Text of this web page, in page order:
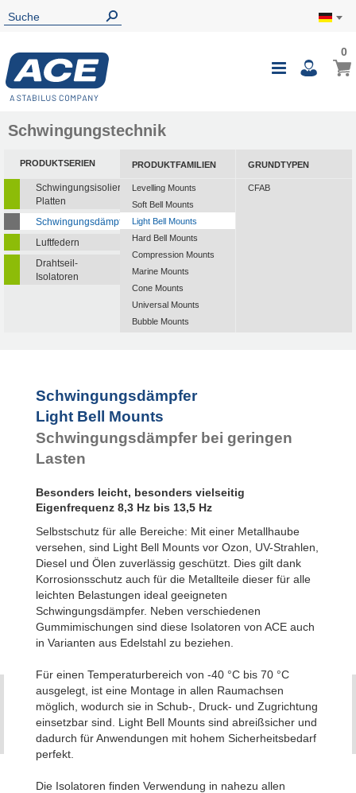
0
Schwingungstechnik
PRODUKTSERIEN
Schwingungsisolierende
Platten
Schwingungsdämpfer
Luftfedern
Drahtseil-
Isolatoren
PRODUKTFAMILIEN
Levelling Mounts
Soft Bell Mounts
Light Bell Mounts
Hard Bell Mounts
Compression Mounts
Marine Mounts
Cone Mounts
Universal Mounts
Bubble Mounts
GRUNDTYPEN
CFAB
Schwingungsdämpfer
Light Bell Mounts
Schwingungsdämpfer bei geringen
Lasten
Besonders leicht, besonders vielseitig
Eigenfrequenz 8,3 Hz bis 13,5 Hz
Selbstschutz für alle Bereiche: Mit einer Metallhaube
versehen, sind Light Bell Mounts vor Ozon, UV-Strahlen,
Diesel und Ölen zuverlässig geschützt. Dies gilt dank
Korrosionsschutz auch für die Metallteile dieser für alle
leichten Belastungen ideal geeigneten
Schwingungsdämpfer. Neben verschiedenen
Gummimischungen sind diese Isolatoren von ACE auch
in Varianten aus Edelstahl zu beziehen.
Für einen Temperaturbereich von -40 °C bis 70 °C
ausgelegt, ist eine Montage in allen Raumachsen
möglich, wodurch sie in Schub-, Druck- und Zugrichtung
einsetzbar sind. Light Bell Mounts sind abreißsicher und
dadurch für Anwendungen mit hohem Sicherheitsbedarf
perfekt.
Die Isolatoren finden Verwendung in nahezu allen